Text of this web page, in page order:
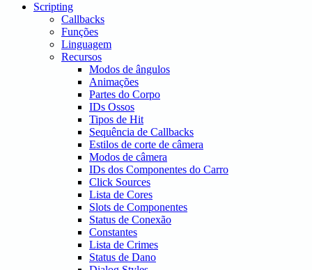
Scripting
Callbacks
Funções
Linguagem
Recursos
Modos de ângulos
Animações
Partes do Corpo
IDs Ossos
Tipos de Hit
Sequência de Callbacks
Estilos de corte de câmera
Modos de câmera
IDs dos Componentes do Carro
Click Sources
Lista de Cores
Slots de Componentes
Status de Conexão
Constantes
Lista de Crimes
Status de Dano